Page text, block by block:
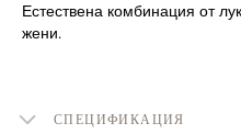
Естествена комбинация от
жени.
СПЕЦИФИКАЦИЯ